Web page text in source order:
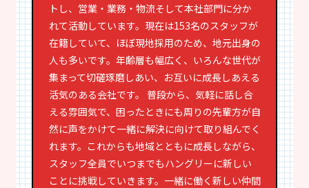
トし、営業・業務・物流そして本社部門に分か
れて活動しています。現在は153名のスタッフが
在籍していて、ほぼ現地採用のため、地元出身の
人も多いです。年齢層も幅広く、いろんな世代が
集まって切磋琢磨しあい、お互いに成長しあえる
活気のある会社です。 普段から、気軽に話し合
える雰囲気で、困ったときにも周りの先輩方が自
然に声をかけて一緒に解決に向けて取り組んでく
れます。これからも地域とともに成長しながら、
スタッフ全員でいつまでもハングリーに新しい
ことに挑戦していきます。一緒に働く新しい仲間